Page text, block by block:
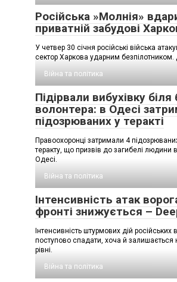
Російська »Молнія»
приватній забудові
У четвер 30 січня російські війська
сектор Харкова ударним
Війна та політика
Підірвали вибухівку
волонтера: в Одесі
підозрюваних у теракті
Правоохоронці затримали 4
теракту, що призвів до загибелі людини в
Одесі.
Війна та політика
Інтенсивність атак
фронті знижується –
Інтенсивність штурмових дій російських
поступово спадати, хоча й залишається
рівні.
Війна та політика